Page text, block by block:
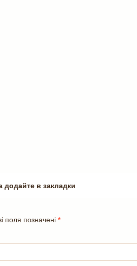
додайте в закладки
поля позначені *